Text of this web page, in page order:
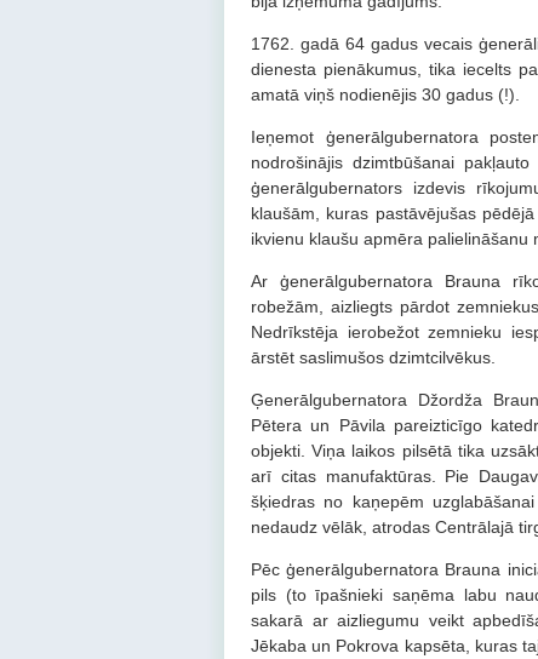
1762. gadā 64 gadus vecais
dienesta pienākumus, tika iecelts
amatā viņš nodienējis 30 gadus (!).
Ieņemot ģenerālgubernatora
nodrošinājis dzimtbūšanai
ģenerālgubernators izdevis
klaušām, kuras pastāvējušas
ikvienu klaušu apmēra palielināšanu
Ar ģenerālgubernatora Brauna
robežām, aizliegts pārdot
Nedrīkstēja ierobežot zemnieku
ārstēt saslimušos dzimtcilvēkus.
Ģenerālgubernatora Džordža
Pētera un Pāvila pareizticīgo
objekti. Viņa laikos pilsētā tika
arī citas manufaktūras. Pie
šķiedras no kaņepēm
nedaudz vēlāk, atrodas Centrālajā
Pēc ģenerālgubernatora Brauna
pils (to īpašnieki saņēma labu
sakarā ar aizliegumu veikt
Jēkaba un Pokrova kapsēta, kuras